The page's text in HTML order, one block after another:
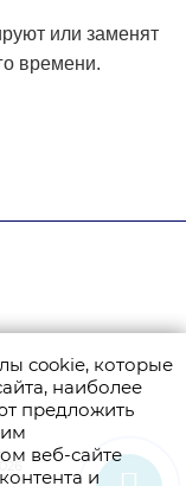
или заменят
времени.
cookie, которые
наиболее
предложить
веб-сайте
и